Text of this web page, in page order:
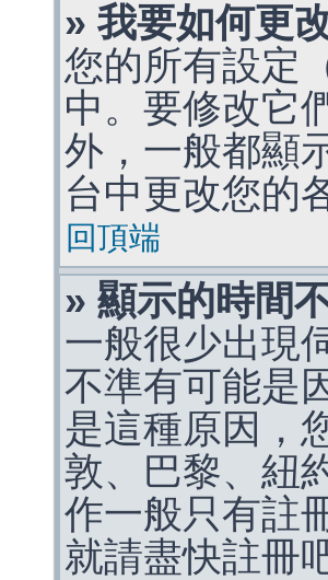
» 我要如何更
您的所有設定
中。要修改它
外，一般都顯
台中更改您的
回頂端
» 顯示的時間
一般很少出現
不準有可能是
是這種原因，
敦、巴黎、紐
作一般只有註
就請盡快註冊